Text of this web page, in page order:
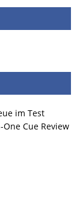
im Test
Cue Review